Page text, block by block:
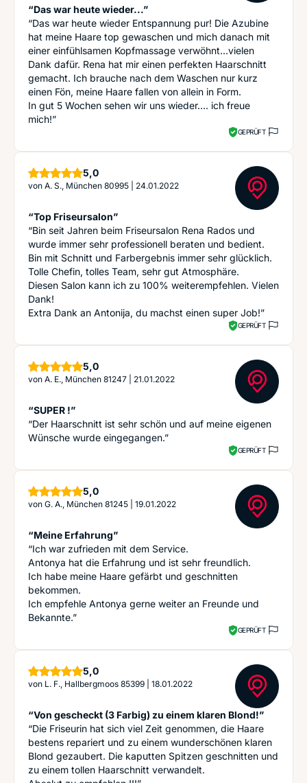
“Das war heute wieder...”
“Das war heute wieder Entspannung pur! Die Azubine
hat meine Haare top gewaschen und mich danach mit
einer einfühlsamen Kopfmassage verwöhnt…vielen
Dank dafür. Rena hat mir einen perfekten Haarschnitt
gemacht. Ich brauche nach dem Waschen nur kurz
einen Fön, meine Haare fallen von allein in Form.
In gut 5 Wochen sehen wir uns wieder…. ich freue
mich!”
GEPRÜFT
5,0Sterne
von A. S., München 80995 24.01.2022
“Top Friseursalon”
“Bin seit Jahren beim Friseursalon Rena Rados und
wurde immer sehr professionell beraten und bedient.
Bin mit Schnitt und Farbergebnis immer sehr glücklich.
Tolle Chefin, tolles Team, sehr gut Atmosphäre.
Diesen Salon kann ich zu 100% weiterempfehlen. Vielen
Dank!
Extra Dank an Antonija, du machst einen super Job!”
GEPRÜFT
5,0Sterne
von A. E., München 81247 21.01.2022
“SUPER !”
“Der Haarschnitt ist sehr schön und auf meine eigenen
Wünsche wurde eingegangen.”
GEPRÜFT
5,0Sterne
von G. A., München 81245 19.01.2022
“Meine Erfahrung”
“Ich war zufrieden mit dem Service.
Antonya hat die Erfahrung und ist sehr freundlich.
Ich habe meine Haare gefärbt und geschnitten
bekommen.
Ich empfehle Antonya gerne weiter an Freunde und
Bekannte.”
GEPRÜFT
5,0Sterne
von L. F., Hallbergmoos 85399 18.01.2022
“Von gescheckt (3 Farbig) zu einem klaren Blond!”
“Die Friseurin hat sich viel Zeit genommen, die Haare
bestens repariert und zu einem wunderschönen klaren
Blond gezaubert. Die kaputten Spitzen geschnitten und
zu einem tollen Haarschnitt verwandelt.